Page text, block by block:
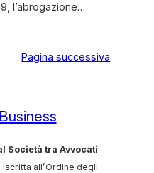
l’abrogazione…
Pagina successiva
Società tra Avvocati
Iscritta all’Ordine degli